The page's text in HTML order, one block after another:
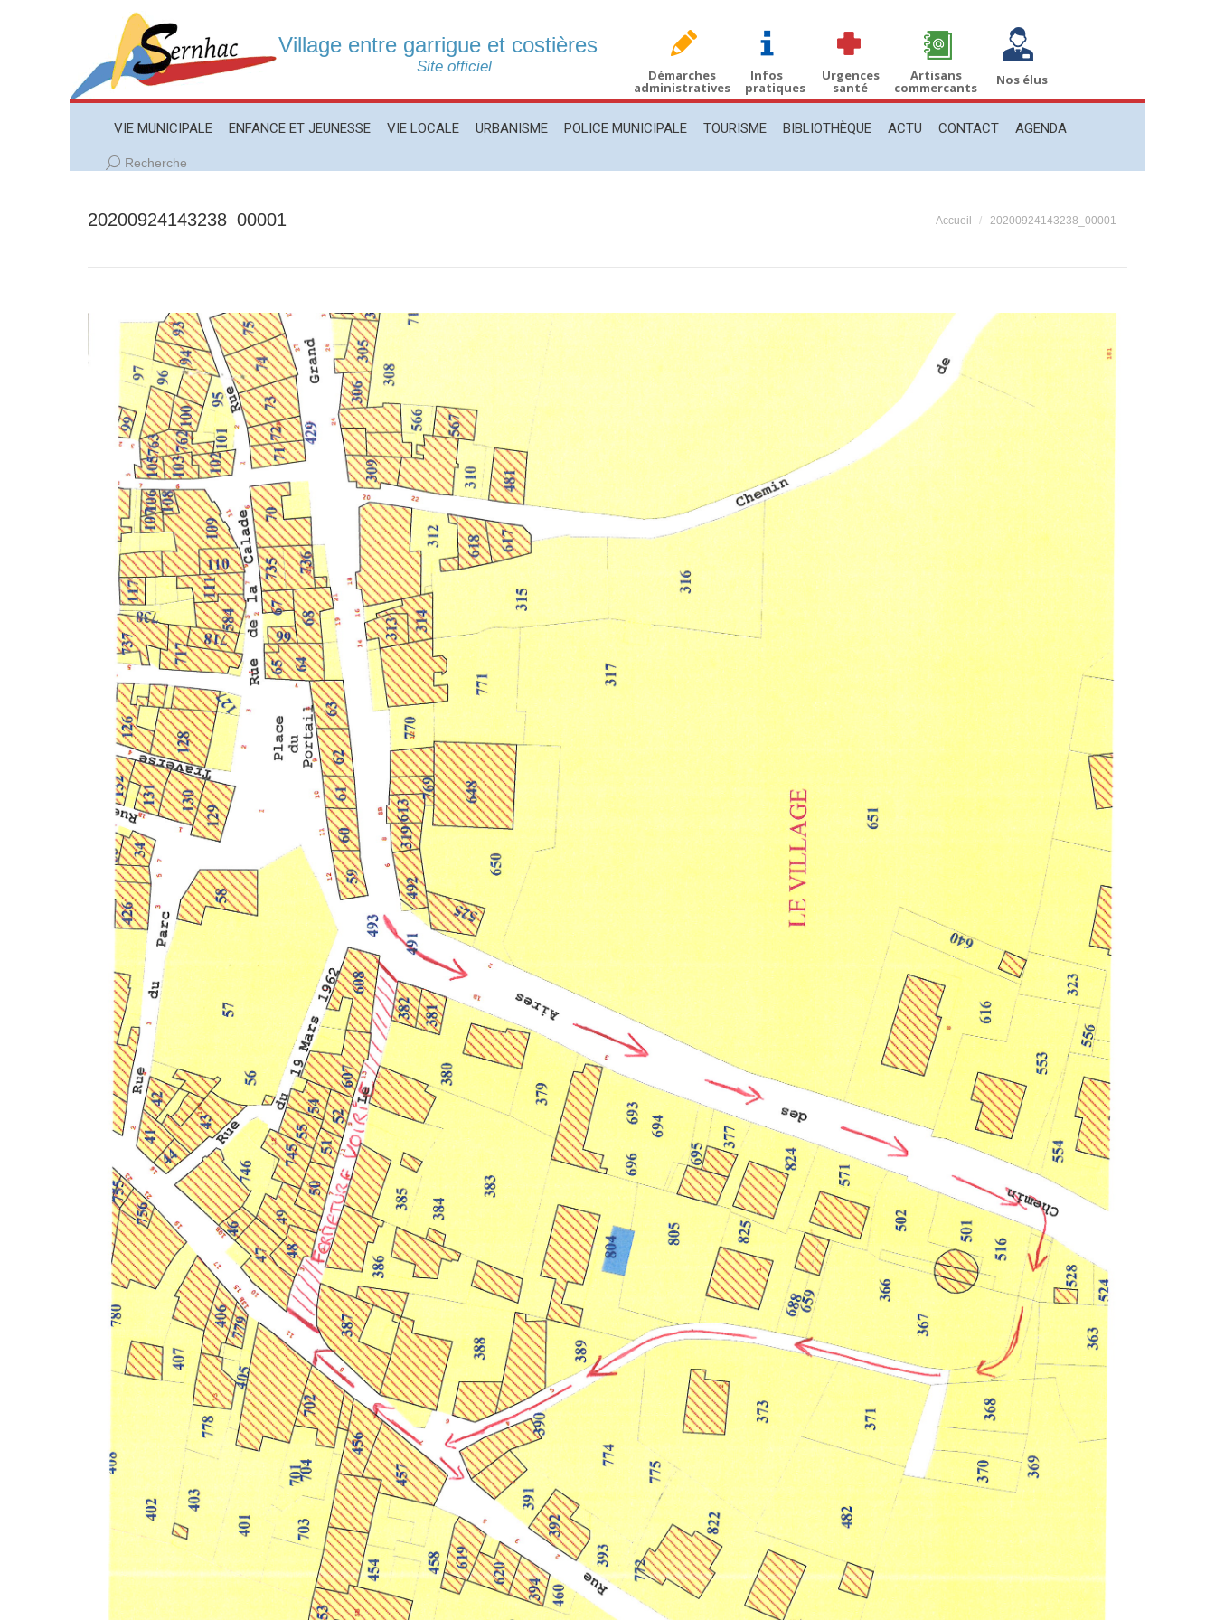
Village entre garrigue et costières
Site officiel Démarches
administratives
Infos
pratiques
Urgences
santé
Artisans
commercants Nos élus
VIE MUNICIPALE ENFANCE ET JEUNESSE VIE LOCALE URBANISME POLICE MUNICIPALE TOURISME BIBLIOTHÈQUE ACTU CONTACT AGENDA
Recherche
Recherche
20200924143238_00001 Vous êtes ici :
Accueil 20200924143238_00001
VIE MUNICIPALE ENFANCE ET JEUNESSE VIE LOCALE URBANISME POLICE MUNICIPALE TOURISME BIBLIOTHÈQUE CONTACT AGENDA